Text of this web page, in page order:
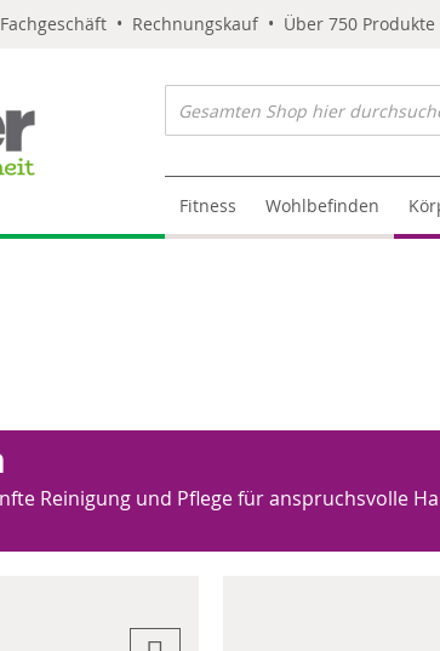
• Rechnungskauf • Über 750
Fitness Wohlbefinden
Reinigung und Pflege für anspruchsvolle